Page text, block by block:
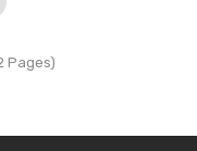
Pages)